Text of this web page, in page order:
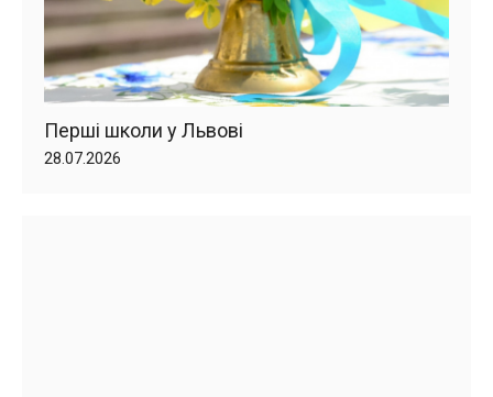
Перші школи у Львові
28.07.2026